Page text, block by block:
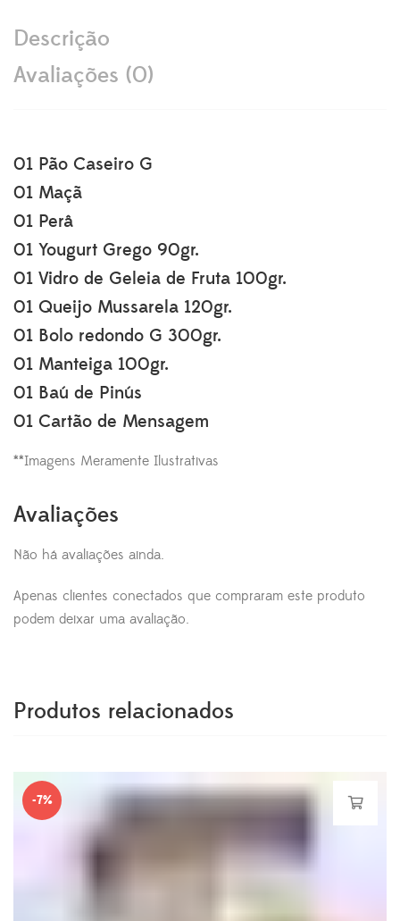
Descrição
Avaliações (0)
01 Pão Caseiro G
01 Maçã
01 Perâ
01 Yougurt Grego 90gr.
01 Vidro de Geleia de Fruta 100gr.
01 Queijo Mussarela 120gr.
01 Bolo redondo G 300gr.
01 Manteiga 100gr.
01 Baú de Pinús
01 Cartão de Mensagem
**Imagens Meramente Ilustrativas
Avaliações
Não há avaliações ainda.
Apenas clientes conectados que compraram este produto
podem deixar uma avaliação.
Produtos relacionados
-7%